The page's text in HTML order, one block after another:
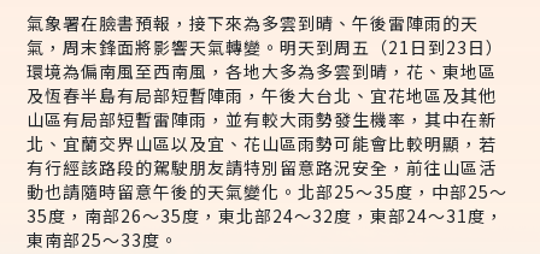
氣象署在臉書預報，接下來為多雲到晴、午後雷陣雨的天
氣，周末鋒面將影響天氣轉變。明天到周五（21日到23日）
環境為偏南風至西南風，各地大多為多雲到晴，花、東地區
及恆春半島有局部短暫陣雨，午後大台北、宜花地區及其他
山區有局部短暫雷陣雨，並有較大雨勢發生機率，其中在新
北、宜蘭交界山區以及宜、花山區雨勢可能會比較明顯，若
有行經該路段的駕駛朋友請特別留意路況安全，前往山區活
動也請隨時留意午後的天氣變化。北部25～35度，中部25～
35度，南部26～35度，東北部24～32度，東部24～31度，
東南部25～33度。